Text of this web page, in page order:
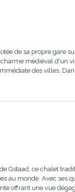
de sa propre gare
médiéval d'un
des villes.
Gstaad, ce chalet
au monde. Avec ses
offrant une vue